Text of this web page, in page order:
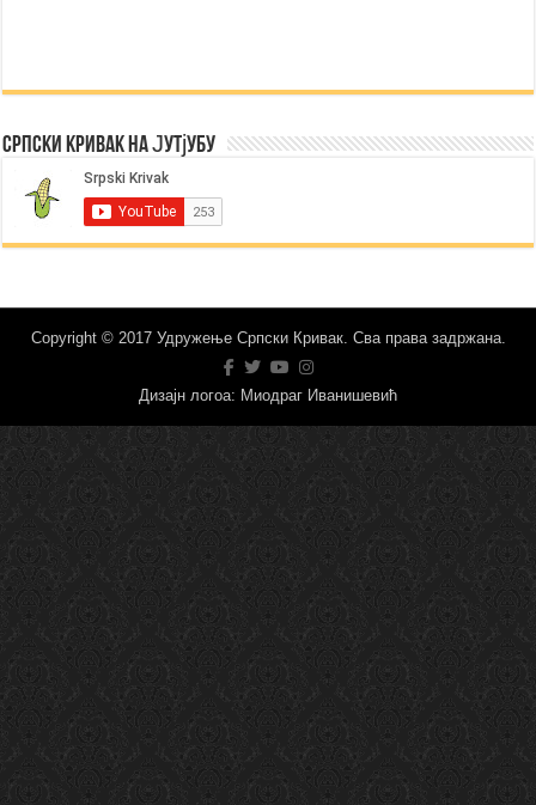
Српски Кривак на Јутјубу
Copyright © 2017 Удружење Српски Кривак. Сва права задржана.
Дизајн логоа: Миодраг Иванишевић